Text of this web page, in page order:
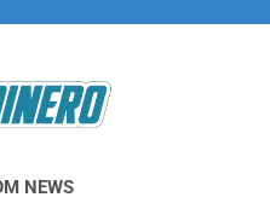
NEWS